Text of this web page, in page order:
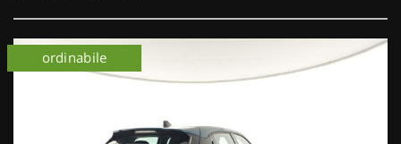
ordinabile